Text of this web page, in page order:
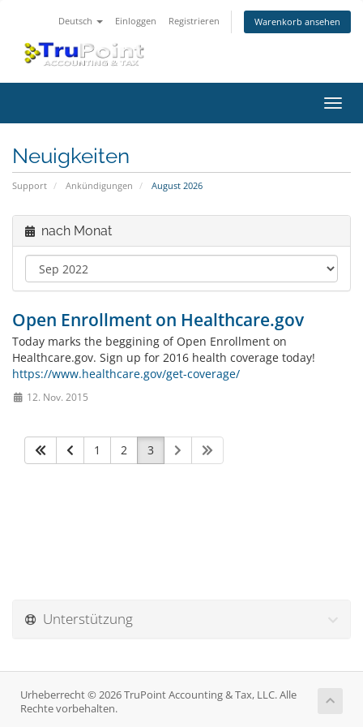
Deutsch Einloggen Registrieren Warenkorb ansehen
ein-/
Neuigkeiten
Support Ankündigungen August 2026
nach Monat
Open Enrollment on Healthcare.gov
Today marks the beggining of Open Enrollment on
Healthcare.gov. Sign up for 2016 health coverage today!
https://www.healthcare.gov/get-coverage/
12. Nov. 2015
1 2 3
Unterstützung
Urheberrecht © 2026 TruPoint Accounting & Tax, LLC. Alle
Rechte vorbehalten.